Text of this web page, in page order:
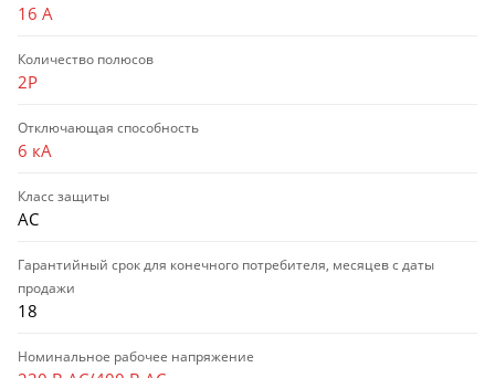
16 А
Количество полюсов
2P
Отключающая способность
6 кА
Класс защиты
AC
Гарантийный срок для конечного потребителя, месяцев с даты
продажи
18
Номинальное рабочее напряжение